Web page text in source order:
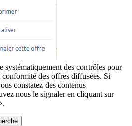
systématiquement des contrôles pour
des offres diffusées. Si
constatez des contenus
nous le signaler en cliquant sur